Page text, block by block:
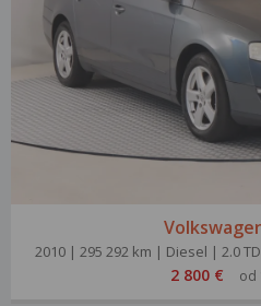
2010 | 295 292 km | Diesel | 2.0
2 800 € od